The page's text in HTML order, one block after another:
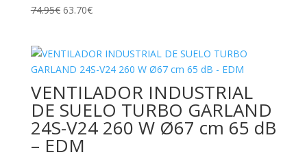
74.95€ El
era:
74.95€.
63.70€El
es:
63.70€.
VENTILADOR INDUSTRIAL
DE SUELO TURBO GARLAND
24S-V24 260 W Ø67 cm 65 dB
– EDM